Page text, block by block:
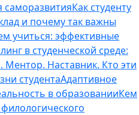
саморазвитияКак студенту
и почему так важны
учиться: эффективные
в студенческой среде:
Ментор. Наставник. Кто эти
студентаАдаптивное
в образованииКем